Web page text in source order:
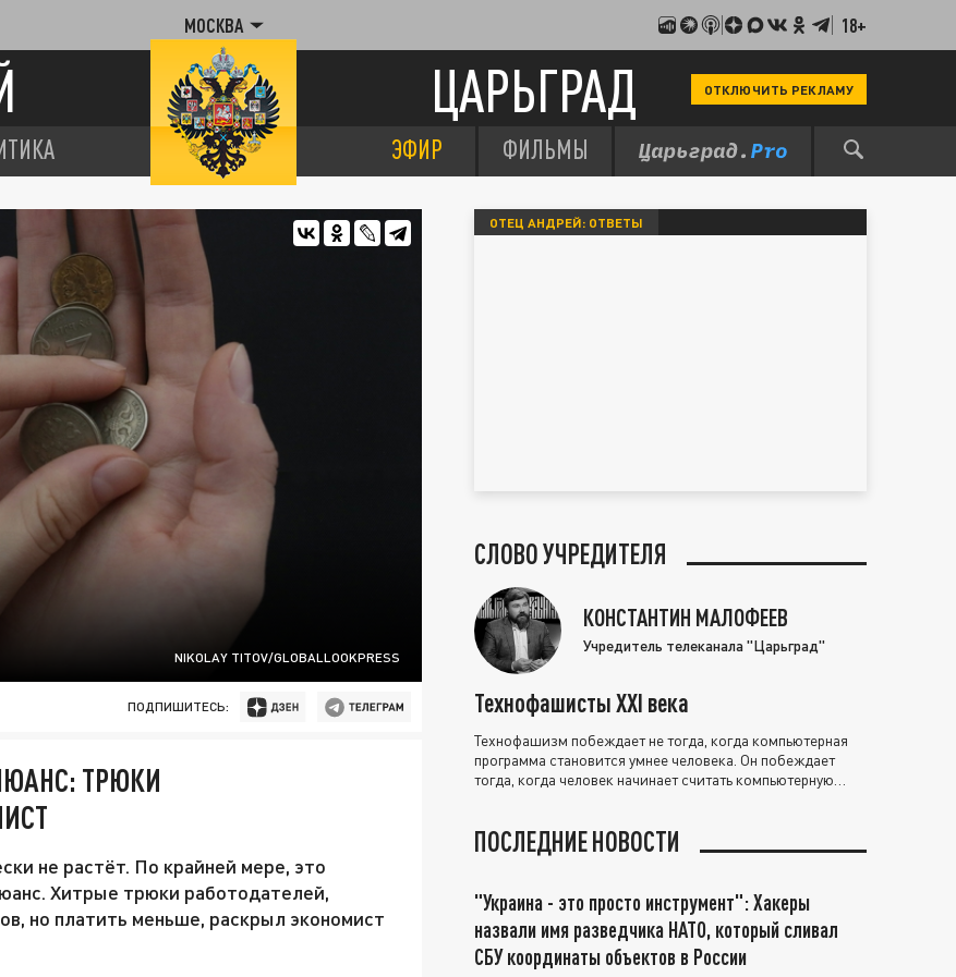
МОСКВА 18+
ЦАРЬГРАД ОТКЛЮЧИТЬ РЕКЛАМУ
ЭФИР ФИЛЬМЫ
NIKOLAY TITOV/GLOBALLOOKPRESS
ПОДПИШИТЕСЬ:
ТРЮКИ
не растёт. По крайней мере, это
Хитрые трюки работодателей,
но платить меньше, раскрыл экономист
ОТЕЦ АНДРЕЙ: ОТВЕТЫ
СЛОВО УЧРЕДИТЕЛЯ
КОНСТАНТИН МАЛОФЕЕВ
Учредитель телеканала "Царьград"
Технофашисты XXI века
Технофашизм побеждает не тогда, когда компьютерная
программа становится умнее человека. Он побеждает
тогда, когда человек начинает считать компьютерную
ПОСЛЕДНИЕ НОВОСТИ
"Украина - это просто инструмент": Хакеры
назвали имя разведчика НАТО, который сливал
СБУ координаты объектов в России